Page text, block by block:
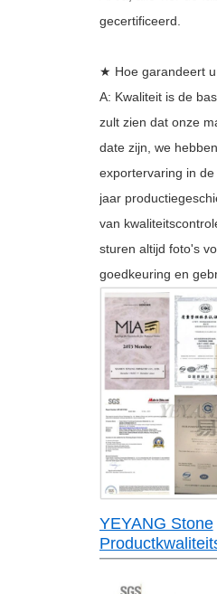
gecertificeerd.
★ Hoe garandeert
A: Kwaliteit is de
zult zien dat onze
date zijn, we
exportervaring in
jaar
van
sturen altijd foto's
goedkeuring en
YEYANG Stone